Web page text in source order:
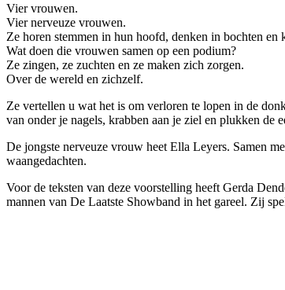
Vier vrouwen.
Vier nerveuze vrouwen.
Ze horen stemmen in hun hoofd, denken in bochten
Wat doen die vrouwen samen op een podium?
Ze zingen, ze zuchten en ze maken zich zorgen.
Over de wereld en zichzelf.
Ze vertellen u wat het is om verloren te lopen in de
van onder je nagels, krabben aan je ziel en plukken de
De jongste nerveuze vrouw heet Ella Leyers. Samen
waangedachten.
Voor de teksten van deze voorstelling heeft Gerda
mannen van De Laatste Showband in het gareel. Zij